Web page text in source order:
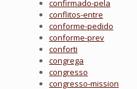
confirmado-pela
conflitos-entre
conforme-pedido
conforme-prev
conforti
congrega
congresso
congresso-mission